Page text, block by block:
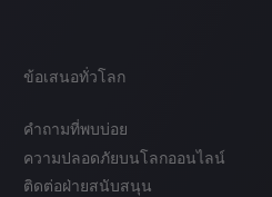
ข้อเสนอทั่วโลก
คำถามที่พบบ่อย
ความปลอดภัยบนโลกออนไลน์
ติดต่อฝ่ายสนับสนุน